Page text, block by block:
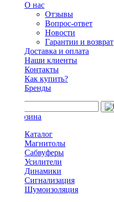
О нас
Отзывы
Вопрос-ответ
Новости
Гарантии и возврат
Доставка и оплата
Наши клиенты
Контакты
Как купить?
Бренды
Каталог
Магнитолы
Сабвуферы
Усилители
Динамики
Сигнализация
Шумоизоляция